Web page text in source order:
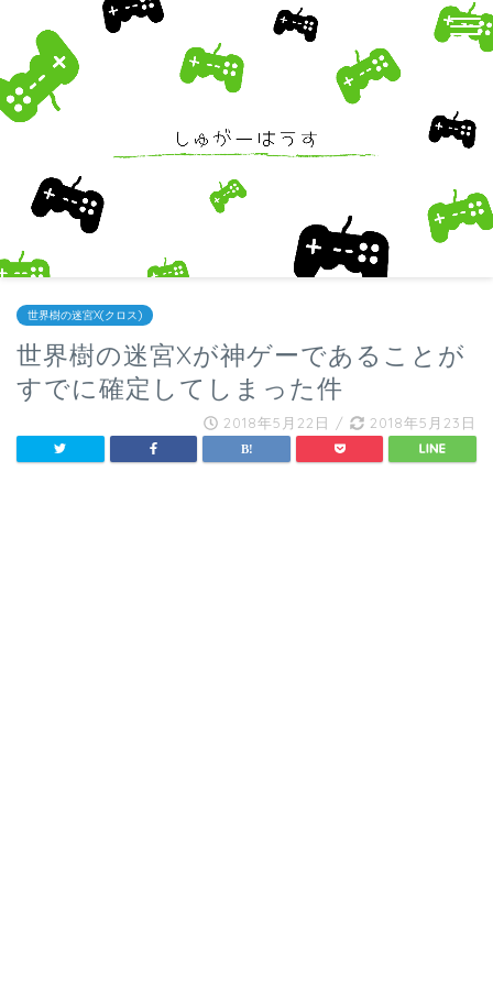
世界樹の迷宮X(クロス)
世界樹の迷宮Xが神ゲーであることが
すでに確定してしまった件
2018年5月22日 / 2018年5月23日